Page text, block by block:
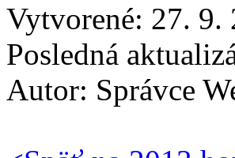
Vytvorené: 27. 9.
Posledná
Autor: Správce